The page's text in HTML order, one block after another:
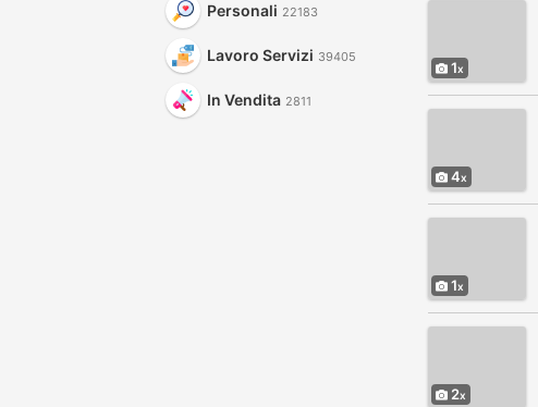
Personali 22183
Lavoro Servizi 39405
In Vendita 2811
1
4
1
2